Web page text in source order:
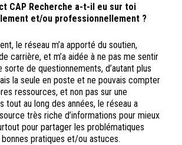
CAP Recherche a-t-il eu sur toi
et/ou professionnellement ?
le réseau m’a apporté du soutien,
carrière, et m’a aidée à ne pas me sentir
de questionnements, d’autant plus
la seule en poste et ne pouvais compter
ressources, et non pas sur une
tout au long des années, le réseau a
très riche d’informations pour mieux
pour partager les problématiques
pratiques et/ou astuces.